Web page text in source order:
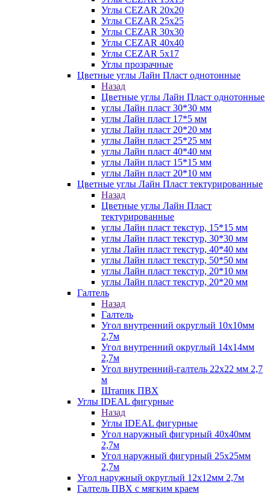
Углы CEZAR 20х20
Углы CEZAR 25х25
Углы CEZAR 30х30
Углы CEZAR 40х40
Углы CEZAR 5х17
Углы прозрачные
Цветные углы Лайн Пласт однотонные
Назад
Цветные углы Лайн Пласт однотонные
углы Лайн пласт 30*30 мм
углы Лайн пласт 17*5 мм
углы Лайн пласт 20*20 мм
углы Лайн пласт 25*25 мм
углы Лайн пласт 40*40 мм
углы Лайн пласт 15*15 мм
углы Лайн пласт 20*10 мм
Цветные углы Лайн Пласт тектурированные
Назад
Цветные углы Лайн Пласт
тектурированные
углы Лайн пласт текстур, 15*15 мм
углы Лайн пласт текстур, 30*30 мм
углы Лайн пласт текстур, 40*40 мм
углы Лайн пласт текстур, 50*50 мм
углы Лайн пласт текстур, 20*10 мм
углы Лайн пласт текстур, 20*20 мм
Галтель
Назад
Галтель
Угол внутренний округлый 10х10мм
2,7м
Угол внутренний округлый 14х14мм
2,7м
Угол внутренний-галтель 22х22 мм 2,7
м
Штапик ПВХ
Углы IDEAL фигурные
Назад
Углы IDEAL фигурные
Угол наружный фигурный 40х40мм
2,7м
Угол наружный фигурный 25х25мм
2,7м
Угол наружный округлый 12х12мм 2,7м
Галтель ПВХ с мягким краем